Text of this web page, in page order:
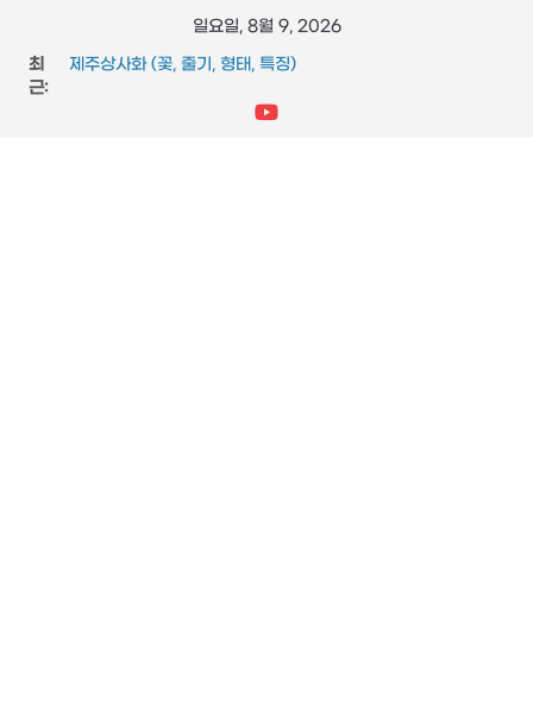
일요일, 8월 9, 2026
최
근:
도마뱀 (특징, 생태, 생애, 생김새)
제주상사화 (꽃, 줄기, 형태, 특징)
스타크래프트 메딕 마법 스킬 (힐, 옵티컬 플레어, 리스토레이